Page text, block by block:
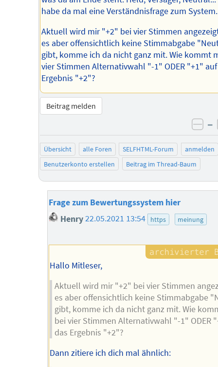
habe da mal eine Verständnisfrage zum System.
Aktuell wird mir "+2" bei vier Stimmen
es aber offensichtlich keine Stimmabgabe
gibt, komme ich da nicht ganz mit. Wie kommt
vier Stimmen Alternativwahl "-1" ODER "+1"
Ergebnis "+2"?
Beitrag melden
–
Übersicht alle Foren SELFHTML-Forum
anmelden
Benutzerkonto erstellen
Beitrag im Thread-Baum
Frage zum Bewertungssystem hier
Henry 22.05.2021 13:54 https meinung
Hallo Mitleser,
Aktuell wird mir "+2" bei vier Stimmen
es aber offensichtlich keine Stimmabgabe
gibt, komme ich da nicht ganz mit. Wie
bei vier Stimmen Alternativwahl "-1" ODER
das Ergebnis "+2"?
Dann zitiere ich dich mal ähnlich: